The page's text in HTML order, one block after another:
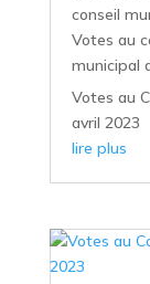
conseil
Votes au
municipal
Votes au
avril 2023
lire plus